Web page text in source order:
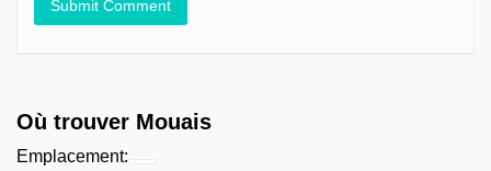
Où trouver Mouais
Emplacement: